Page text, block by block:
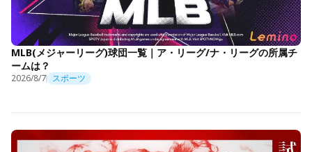
MLB(メジャーリーグ)球団一覧｜ア・リーグ/ナ・リーグの所属チ
ームは？
2026/8/7 スポーツ